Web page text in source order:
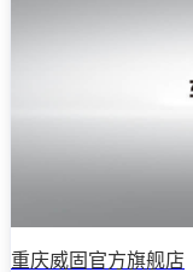
重庆威固官方旗舰店